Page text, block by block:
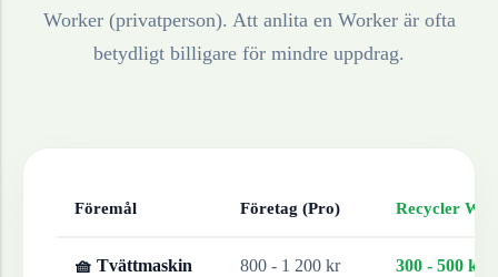
Worker (privatperson). Att anlita en Worker är ofta
betydligt billigare för mindre uppdrag.
Föremål Företag (Pro) Recycler
🧺 Tvättmaskin 800 - 1 200 kr 300 - 500 kr